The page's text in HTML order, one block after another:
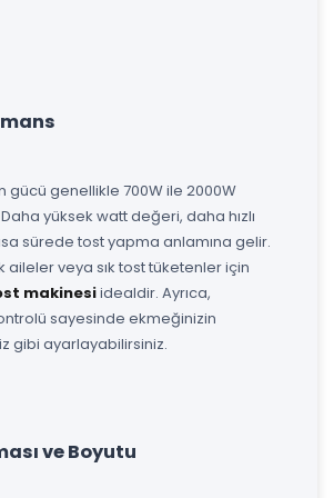
gücü genellikle 700W ile 2000W
yüksek watt değeri, daha hızlı
sürede tost yapma anlamına gelir.
aileler veya sık tost tüketenler için
makinesiidealdir. Ayrıca,
sayesinde ekmeğinizin
gibi ayarlayabilirsiniz.
ve Boyutu